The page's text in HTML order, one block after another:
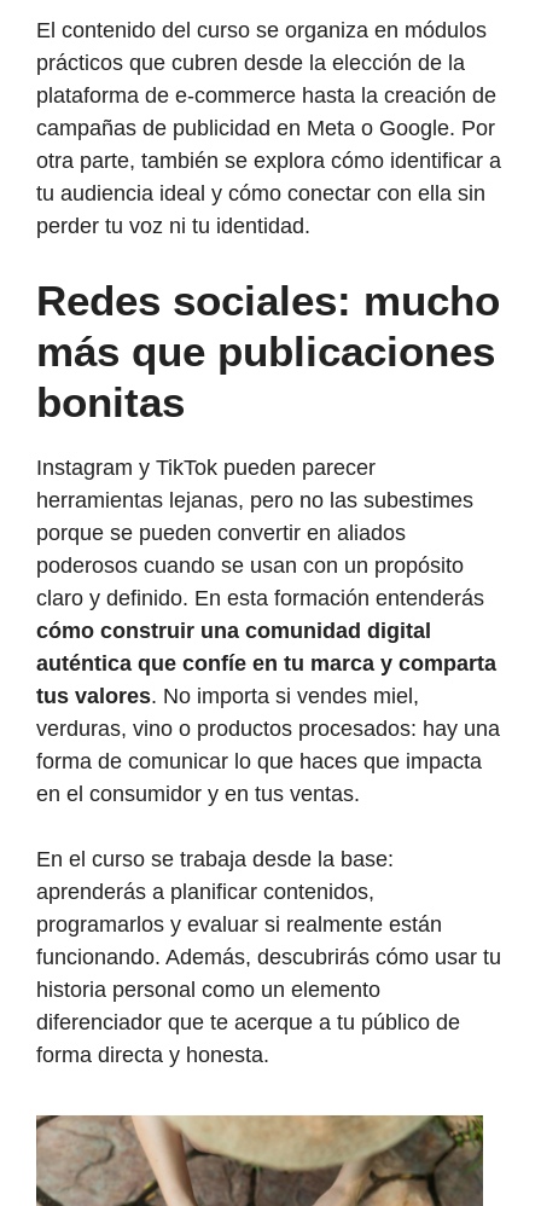
El contenido del curso se organiza en módulos
prácticos que cubren desde la elección de la
plataforma de e-commerce hasta la creación de
campañas de publicidad en Meta o Google. Por
otra parte, también se explora cómo identificar a
tu audiencia ideal y cómo conectar con ella sin
perder tu voz ni tu identidad.
Redes sociales: mucho
más que publicaciones
bonitas
Instagram y TikTok pueden parecer
herramientas lejanas, pero no las subestimes
porque se pueden convertir en aliados
poderosos cuando se usan con un propósito
claro y definido. En esta formación entenderás
cómo construir una comunidad digital
auténtica que confíe en tu marca y comparta
tus valores. No importa si vendes miel,
verduras, vino o productos procesados: hay una
forma de comunicar lo que haces que impacta
en el consumidor y en tus ventas.
En el curso se trabaja desde la base:
aprenderás a planificar contenidos,
programarlos y evaluar si realmente están
funcionando. Además, descubrirás cómo usar tu
historia personal como un elemento
diferenciador que te acerque a tu público de
forma directa y honesta.